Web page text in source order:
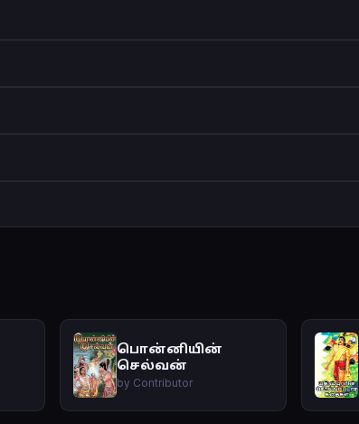
பொன்னியின்
செல்வன்
by Contributor